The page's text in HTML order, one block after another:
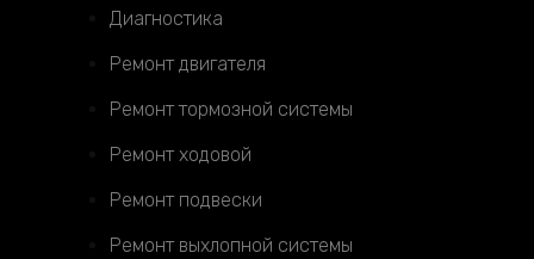
Диагностика
Ремонт двигателя
Ремонт тормозной системы
Ремонт ходовой
Ремонт подвески
Ремонт выхлопной системы